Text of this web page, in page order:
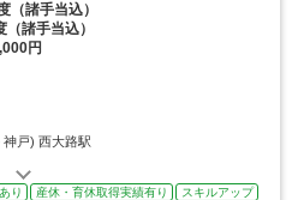
（諸手当込）
（諸手当込）
円
神戸) 西大路駅
り 産休・育休取得実績有り
スキルアップ